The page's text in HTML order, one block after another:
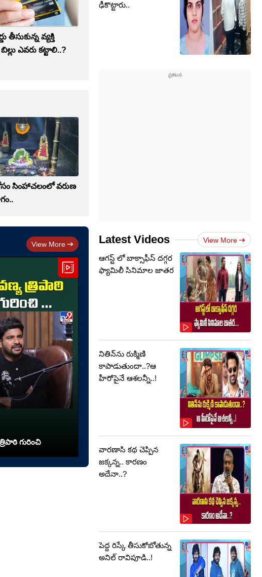
తీసుకున్న వ్యక్తి
ఎవరు కట్టాలి..?
సింహాచలంలో వరుణ
View More
గురించి
ఢీకొట్టారు..
Latest Videos View More
ఆగస్ట్ లో బాక్సాఫీస్ దగ్గర
ఫ్యామిలీ సినిమాల జాతర
నితిన్‌ను రుక్మిణి
కాపాడుతుందా..?ఆ
హీరోపైనే ఆశలన్నీ..!
వారణాసి కథ చెప్పిన
జక్కన్న.. కారణం
అదేనా..?
పెద్ద రిస్కే తీసుకోబోతున్న
అనిల్ రావిపూడి..!